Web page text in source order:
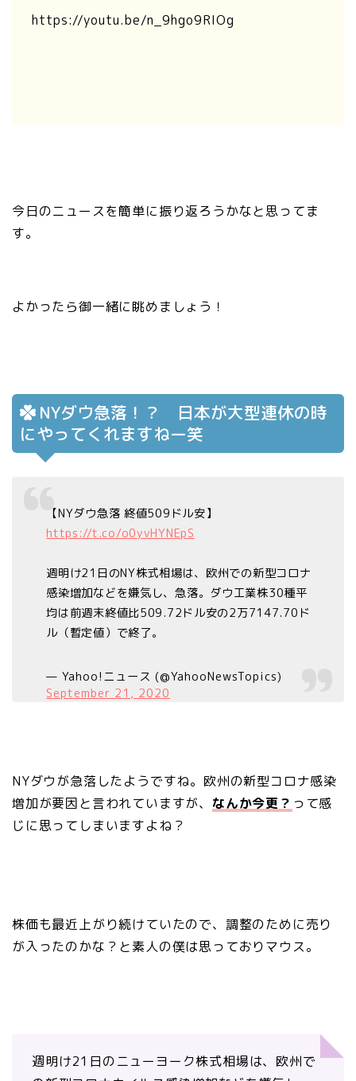
https://youtu.be/n_9hgo9RIOg
今日のニュースを簡単に振り返ろうかなと思ってま
す。
よかったら御一緒に眺めましょう！
NYダウ急落！？ 日本が大型連休の時
にやってくれますねー笑
【NYダウ急落 終値509ドル安】
https://t.co/o0yvHYNEpS
週明け21日のNY株式相場は、欧州での新型コロナ
感染増加などを嫌気し、急落。ダウ工業株30種平
均は前週末終値比509.72ドル安の2万7147.70ド
ル（暫定値）で終了。
— Yahoo!ニュース (@YahooNewsTopics)
September 21, 2020
NYダウが急落したようですね。欧州の新型コロナ感染
増加が要因と言われていますが、 なんか今更？ って感
じに思ってしまいますよね？
株価も最近上がり続けていたので、調整のために売り
が入ったのかな？と素人の僕は思っておりマウス。
週明け21日のニューヨーク株式相場は、欧州で